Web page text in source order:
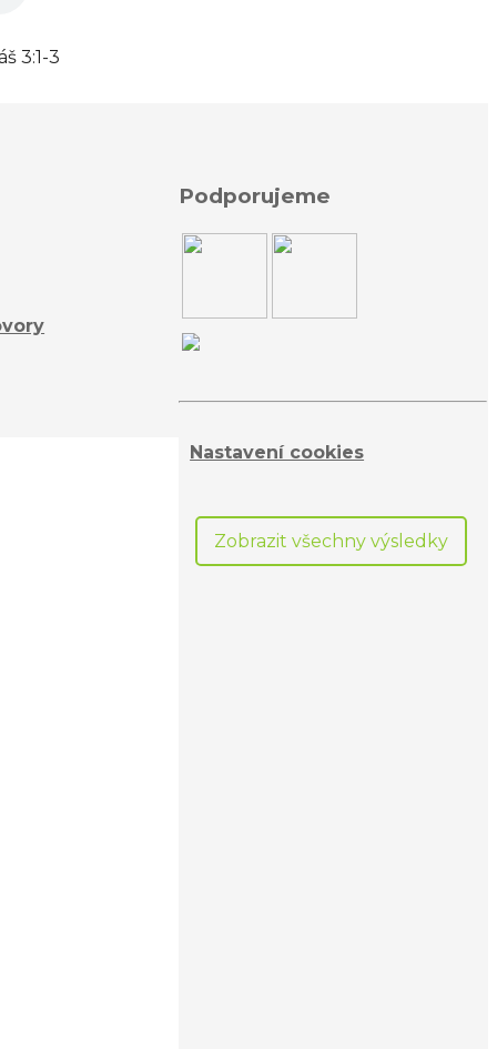
3:1-3
Podporujeme
Nastavení cookies
Zobrazit všechny výsledky